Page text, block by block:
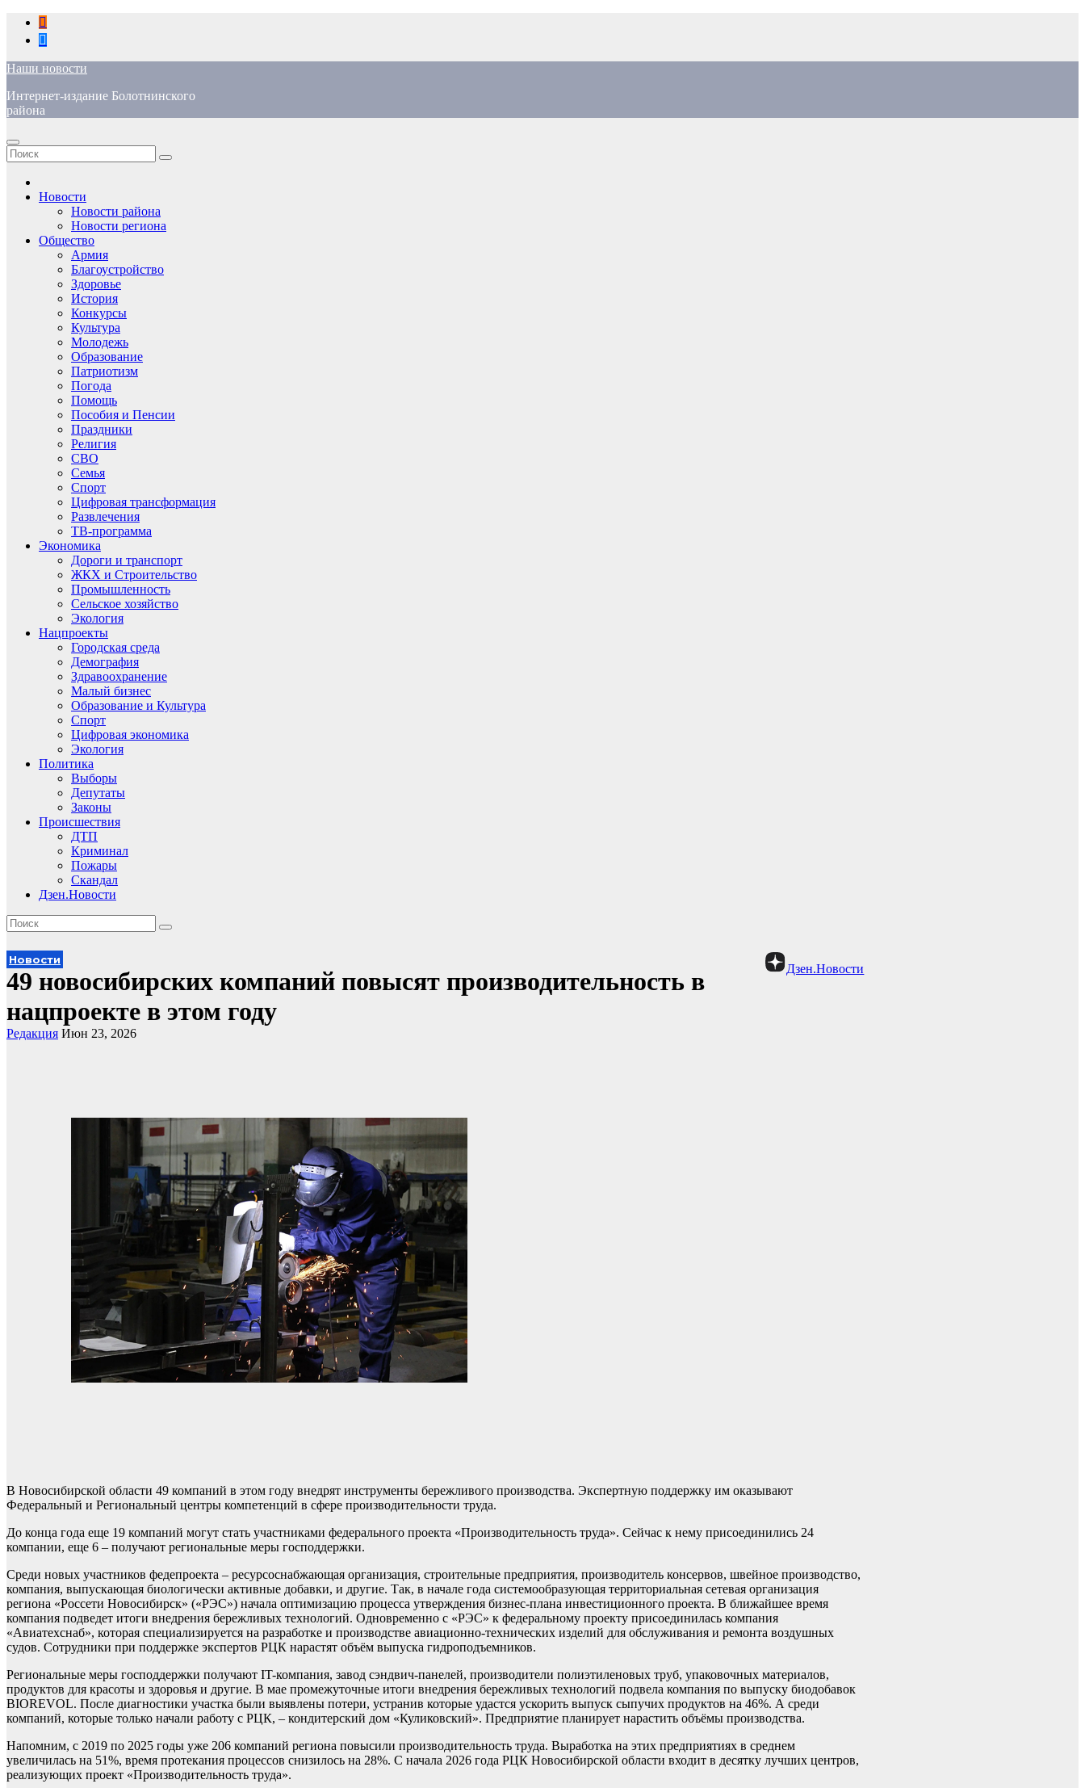
Перейти
содержимому
Наши новости
Интернет-издание Болотнинского
района
Новости
Новости района
Новости региона
Общество
Армия
Благоустройство
Здоровье
История
Конкурсы
Культура
Молодежь
Образование
Патриотизм
Погода
Помощь
Пособия и Пенсии
Праздники
Религия
СВО
Семья
Спорт
Цифровая трансформация
Развлечения
ТВ-программа
Экономика
Дороги и транспорт
ЖКХ и Строительство
Промышленность
Сельское хозяйство
Экология
Нацпроекты
Городская среда
Демография
Здравоохранение
Малый бизнес
Образование и Культура
Спорт
Цифровая экономика
Экология
Политика
Выборы
Депутаты
Законы
Происшествия
ДТП
Криминал
Пожары
Скандал
Дзен.Новости
Дзен.Новости
Новости
49 новосибирских компаний повысят производительность в
нацпроекте в этом году
Редакция Июн 23, 2026
В Новосибирской области 49 компаний в этом году внедрят инструменты бережливого производства. Экспертную поддержку им оказывают
Федеральный и Региональный центры компетенций в сфере производительности труда.
До конца года еще 19 компаний могут стать участниками федерального проекта «Производительность труда». Сейчас к нему присоединились 24
компании, еще 6 – получают региональные меры господдержки.
Среди новых участников федепроекта – ресурсоснабжающая организация, строительные предприятия, производитель консервов, швейное производство,
компания, выпускающая биологически активные добавки, и другие. Так, в начале года системообразующая территориальная сетевая организация
региона «Россети Новосибирск» («РЭС») начала оптимизацию процесса утверждения бизнес-плана инвестиционного проекта. В ближайшее время
компания подведет итоги внедрения бережливых технологий. Одновременно с «РЭС» к федеральному проекту присоединилась компания
«Авиатехснаб», которая специализируется на разработке и производстве авиационно-технических изделий для обслуживания и ремонта воздушных
судов. Сотрудники при поддержке экспертов РЦК нарастят объём выпуска гидроподъемников.
Региональные меры господдержки получают IT-компания, завод сэндвич-панелей, производители полиэтиленовых труб, упаковочных материалов,
продуктов для красоты и здоровья и другие. В мае промежуточные итоги внедрения бережливых технологий подвела компания по выпуску биодобавок
BIOREVOL. После диагностики участка были выявлены потери, устранив которые удастся ускорить выпуск сыпучих продуктов на 46%. А среди
компаний, которые только начали работу с РЦК, – кондитерский дом «Куликовский». Предприятие планирует нарастить объёмы производства.
Напомним, с 2019 по 2025 годы уже 206 компаний региона повысили производительность труда. Выработка на этих предприятиях в среднем
увеличилась на 51%, время протекания процессов снизилось на 28%. С начала 2026 года РЦК Новосибирской области входит в десятку лучших центров,
реализующих проект «Производительность труда».